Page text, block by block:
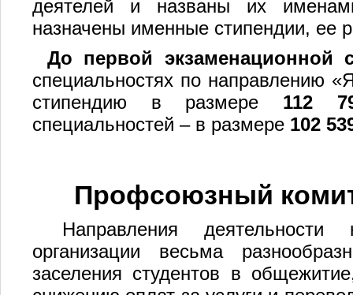
деятелей и названы их
назначены именные стипендии, ее
До первой экзаменационной
специальностях по направлению
стипендию в размере 112
специальностей – в размере 102
Профсоюзный
Направления
организации весьма
заселения студентов в